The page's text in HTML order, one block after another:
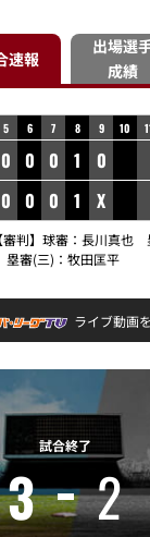
速報
出場選
成績
5 6 7 8 9 10
0 0 0 1
0
0 0 0 1 X
判】球審：長川真也
審(三)：牧田匡平
ライブ動画
試合終了
3 2